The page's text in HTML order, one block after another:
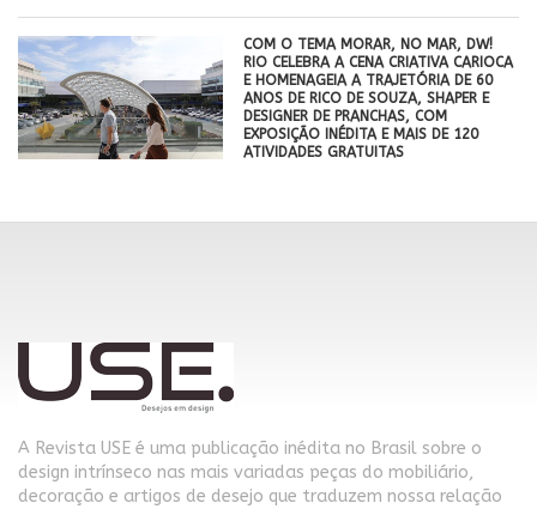
COM O TEMA MORAR, NO MAR, DW!
RIO CELEBRA A CENA CRIATIVA CARIOCA
E HOMENAGEIA A TRAJETÓRIA DE 60
ANOS DE RICO DE SOUZA, SHAPER E
DESIGNER DE PRANCHAS, COM
EXPOSIÇÃO INÉDITA E MAIS DE 120
ATIVIDADES GRATUITAS
A Revista USE é uma publicação inédita no Brasil sobre o
design intrínseco nas mais variadas peças do mobiliário,
decoração e artigos de desejo que traduzem nossa relação